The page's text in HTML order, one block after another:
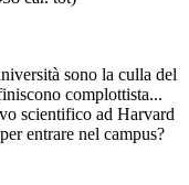
sono la culla del
complottista...
scientifico ad Harvard
entrare nel campus?